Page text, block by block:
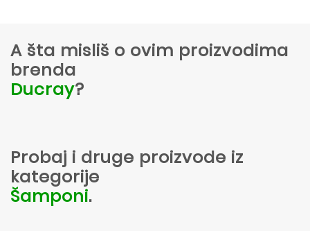
A šta misliš o ovim proizvodima
brenda
Ducray?
Probaj i druge proizvode iz
kategorije
Šamponi.